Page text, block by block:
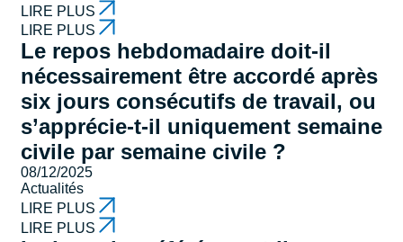
LIRE PLUS
LIRE PLUS
Le repos hebdomadaire doit-il
nécessairement être accordé après
six jours consécutifs de travail, ou
s’apprécie-t-il uniquement semaine
civile par semaine civile ?
08/12/2025
Actualités
LIRE PLUS
LIRE PLUS